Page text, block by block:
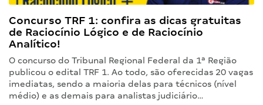
Concurso TRF 1: confira as dicas gratuitas
de Raciocínio Lógico e de Raciocínio
Analítico!
O concurso do Tribunal Regional Federal da 1ª Região
publicou o edital TRF 1. Ao todo, são oferecidas 20 vagas
imediatas, sendo a maioria delas para técnicos (nível
médio) e as demais para analistas judiciário…